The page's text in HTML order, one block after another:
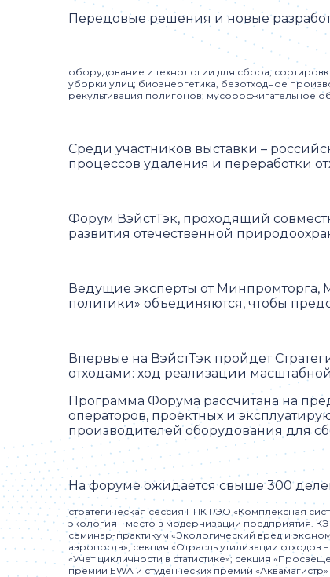
Передовые решения и новые
оборудование и технологии для сбора,
уборки улиц; биоэнергетика, безотходное
рекультивация полигонов; мусоросжигательное
Среди участников выставки –
процессов удаления и переработки
Форум ВэйстТэк, проходящий
развития отечественной
Ведущие эксперты от
политики» объединяются, чтобы
Впервые на ВэйстТэк пройдет
отходами: ход реализации
Программа Форума рассчитана на
операторов, проектных и
производителей оборудования для
На форуме ожидается свыше 300
стратегическая сессия ППК РЭО «Комплексная
экология - место в модернизации предприятия.
семинар-практикум «Экологический вред и
аэропорта»; секция «Отрасль утилизации
«Учет цикличности в статистике»; секция
премии EWA и студенческих премий